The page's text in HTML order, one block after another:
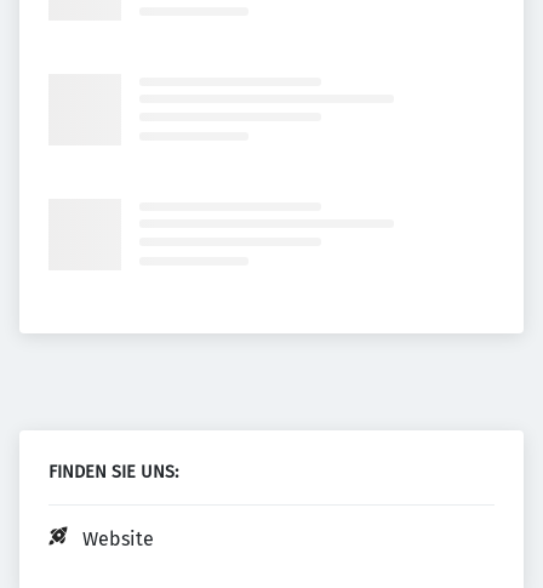
FINDEN SIE UNS:
Website